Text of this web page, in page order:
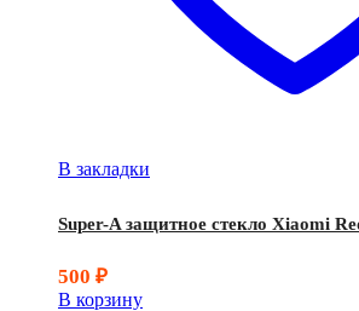
В закладки
Super-A защитное стекло Xiaomi
500 ₽
В корзину